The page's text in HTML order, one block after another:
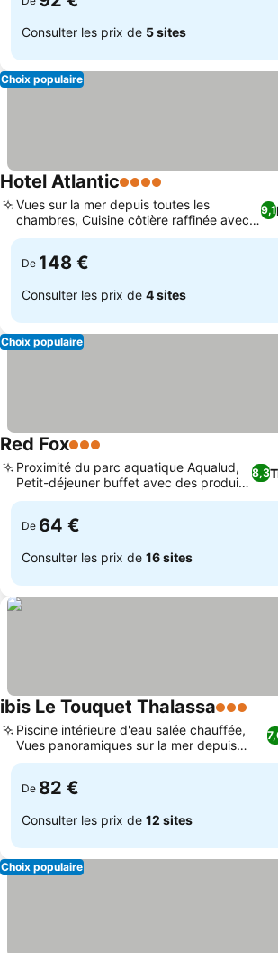
Consulter les prix de 5 sites
Choix populaire
Hotel Atlantic4 Étoiles
9,1
Vues sur la mer depuis toutes les
chambres, Cuisine côtière raffinée avec
vue sur la mer
De 148 €
Consulter les prix de 4 sites
Choix populaire
Red Fox3 Étoiles
8,3
Proximité du parc aquatique Aqualud,
Petit-déjeuner buffet avec des produits
frais
De 64 €
Consulter les prix de 16 sites
ibis Le Touquet Thalassa3 Étoiles
Piscine intérieure d'eau salée chauffée,
Vues panoramiques sur la mer depuis
partout
De 82 €
Consulter les prix de 12 sites
Choix populaire